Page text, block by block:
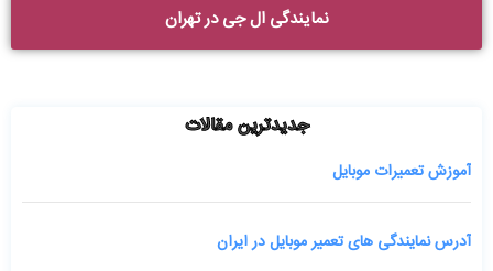
نمایندگی ال جی در تهران
جدیدترین مقالات
آموزش تعمیرات موبایل
آدرس نمایندگی های تعمیر موبایل در ایران